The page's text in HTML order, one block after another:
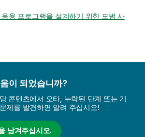
용 프로그램을 설계하기 위한 모범 사
이 되었습니까?
콘텐츠에서 오타, 누락된 단계 또는 기
제를 발견하면 알려 주십시오!
남겨주십시오.